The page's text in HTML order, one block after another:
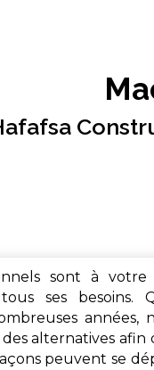
sont à
ses besoins.
années,
alternatives afin
peuvent se